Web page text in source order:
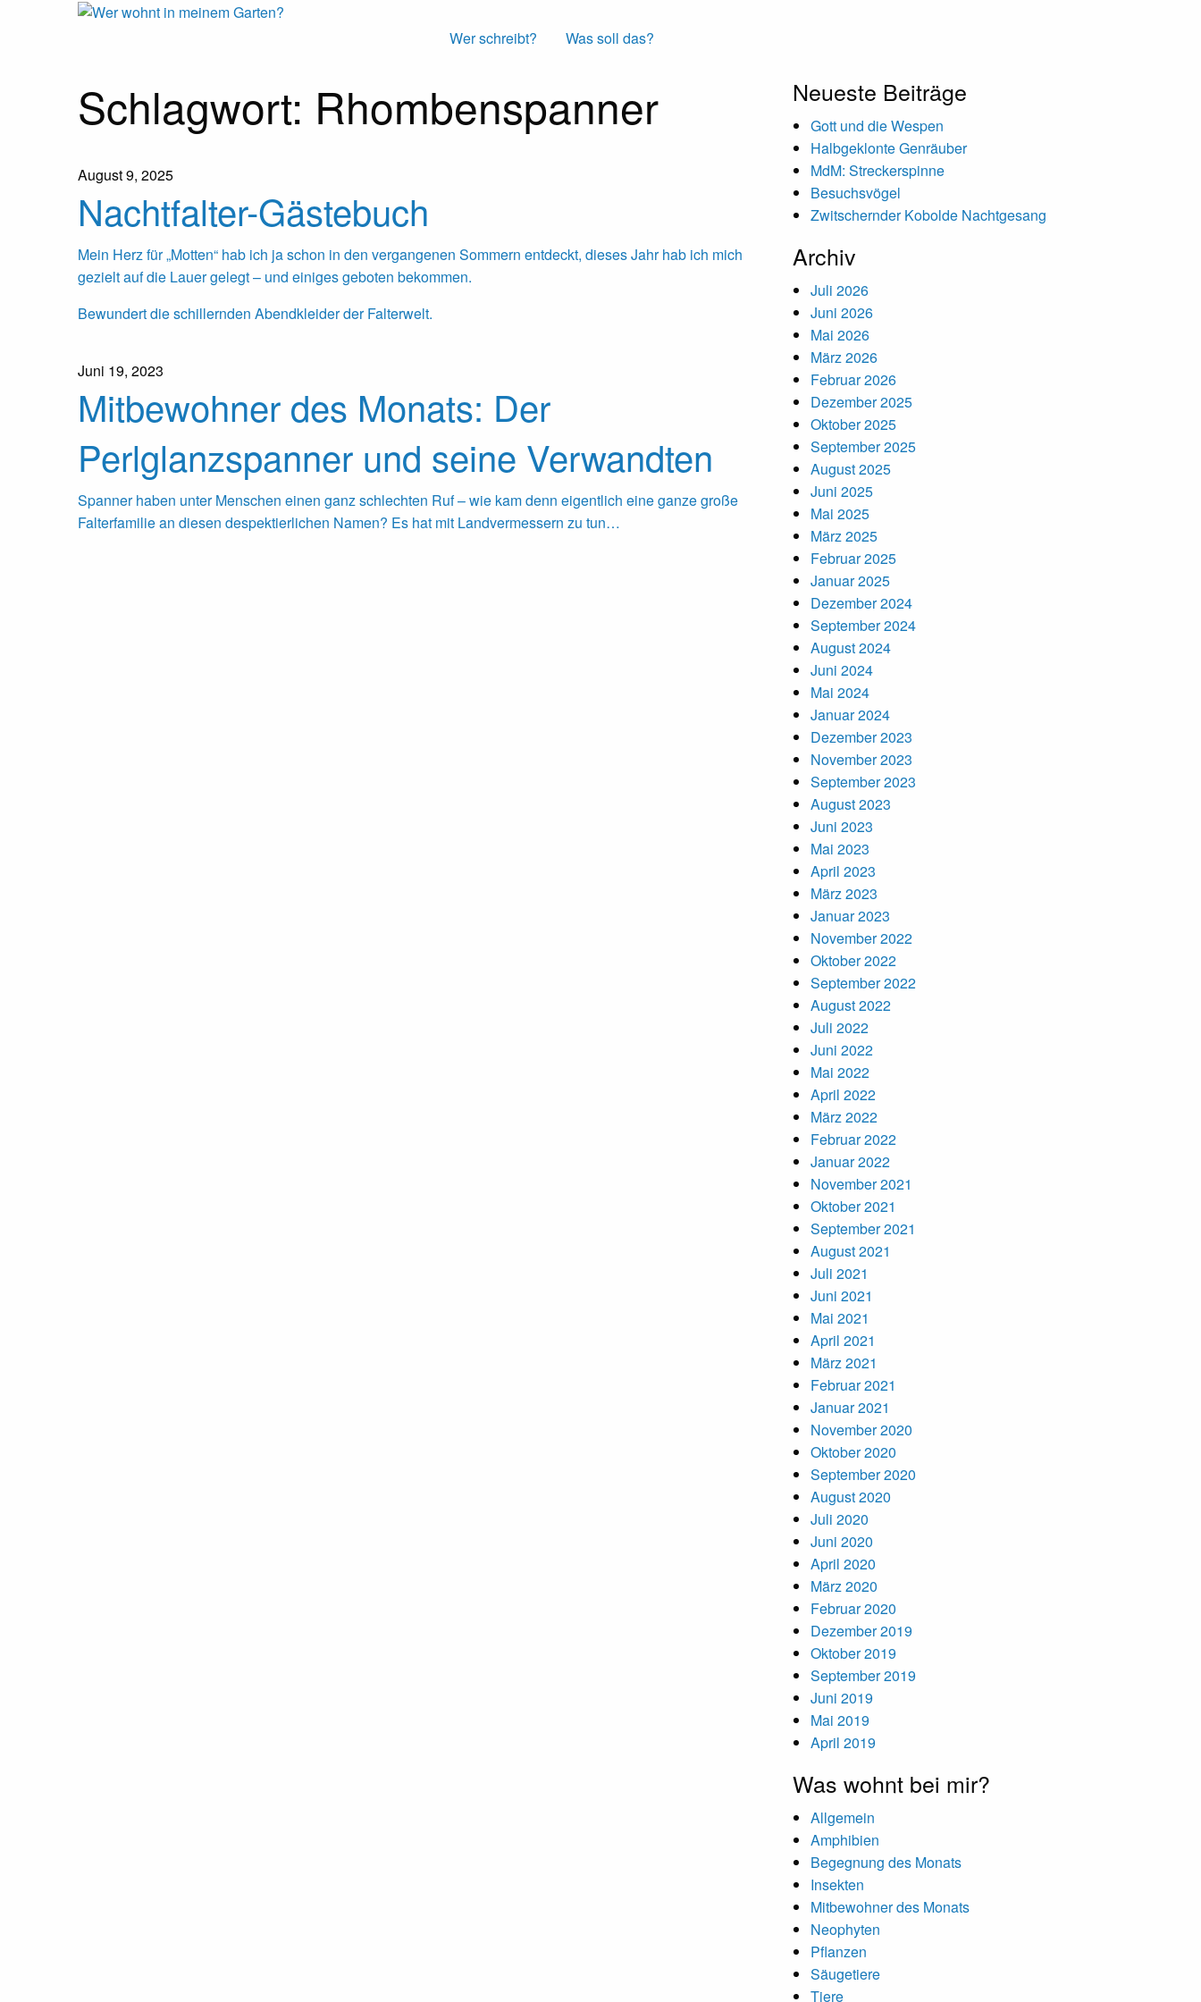
wohnt
meinem
Garten?
Wer schreibt? Was soll das?
to
content
Schlagwort: Rhombenspanner
August 9, 2025
Nachtfalter-Gästebuch
Mein Herz für „Motten“ hab ich ja schon in den vergangenen Sommern entdeckt, dieses Jahr hab ich mich
gezielt auf die Lauer gelegt – und einiges geboten bekommen.
Bewundert die schillernden Abendkleider der Falterwelt.
Juni 19, 2023
Mitbewohner des Monats: Der
Perlglanzspanner und seine Verwandten
Spanner haben unter Menschen einen ganz schlechten Ruf – wie kam denn eigentlich eine ganze große
Falterfamilie an diesen despektierlichen Namen? Es hat mit Landvermessern zu tun…
Neueste Beiträge
Gott und die Wespen
Halbgeklonte Genräuber
MdM: Streckerspinne
Besuchsvögel
Zwitschernder Kobolde Nachtgesang
Archiv
Juli 2026
Juni 2026
Mai 2026
März 2026
Februar 2026
Dezember 2025
Oktober 2025
September 2025
August 2025
Juni 2025
Mai 2025
März 2025
Februar 2025
Januar 2025
Dezember 2024
September 2024
August 2024
Juni 2024
Mai 2024
Januar 2024
Dezember 2023
November 2023
September 2023
August 2023
Juni 2023
Mai 2023
April 2023
März 2023
Januar 2023
November 2022
Oktober 2022
September 2022
August 2022
Juli 2022
Juni 2022
Mai 2022
April 2022
März 2022
Februar 2022
Januar 2022
November 2021
Oktober 2021
September 2021
August 2021
Juli 2021
Juni 2021
Mai 2021
April 2021
März 2021
Februar 2021
Januar 2021
November 2020
Oktober 2020
September 2020
August 2020
Juli 2020
Juni 2020
April 2020
März 2020
Februar 2020
Dezember 2019
Oktober 2019
September 2019
Juni 2019
Mai 2019
April 2019
Was wohnt bei mir?
Allgemein
Amphibien
Begegnung des Monats
Insekten
Mitbewohner des Monats
Neophyten
Pflanzen
Säugetiere
Tiere